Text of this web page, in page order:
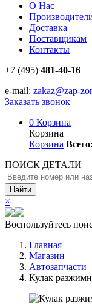
О Нас
Доставка
Поставщикам
Контакты
+7 (495) 481-40-16
e-mail: zakaz@zap-
Заказать звонок
0 Корзина
Корзина
Корзина Всего:
ПОИСК ДЕТАЛИ
Найти
×
Воспользуйтесь
Главная
Магазин
Автозапчасти
Кулак